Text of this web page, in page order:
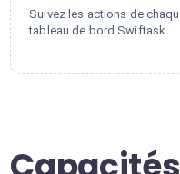
Suivez les actions de
tableau de bord Swiftask.